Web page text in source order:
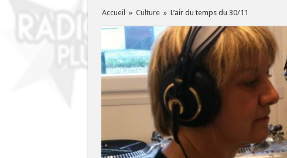
Accueil » Culture » L’air du temps du 30/11